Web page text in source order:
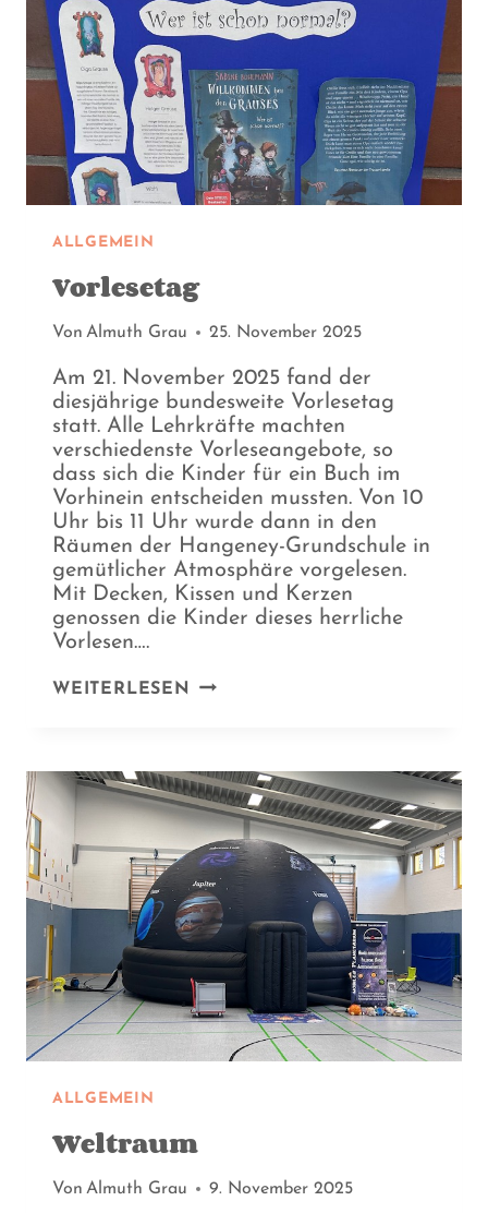
ALLGEMEIN
Vorlesetag
Von Almuth Grau 25. November 2025
Am 21. November 2025 fand der
diesjährige bundesweite Vorlesetag
statt. Alle Lehrkräfte machten
verschiedenste Vorleseangebote, so
dass sich die Kinder für ein Buch im
Vorhinein entscheiden mussten. Von 10
Uhr bis 11 Uhr wurde dann in den
Räumen der Hangeney-Grundschule in
gemütlicher Atmosphäre vorgelesen.
Mit Decken, Kissen und Kerzen
genossen die Kinder dieses herrliche
Vorlesen….
WEITERLESEN VORLESETAG
ALLGEMEIN
Weltraum
Von Almuth Grau 9. November 2025